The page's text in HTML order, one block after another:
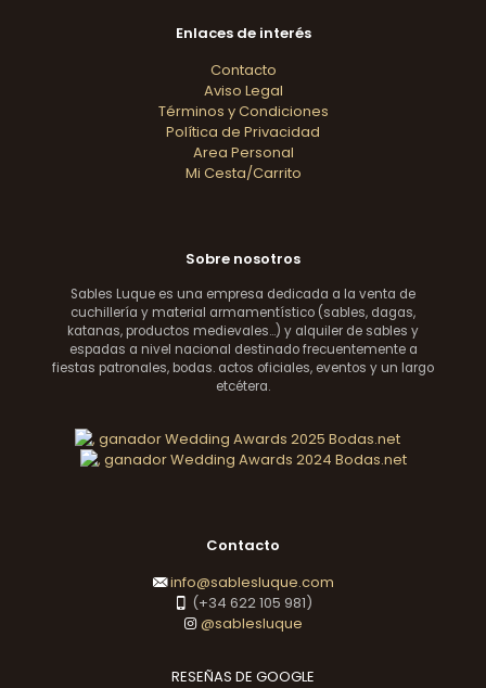
Enlaces de interés
Contacto
Aviso Legal
Términos y Condiciones
Política de Privacidad
Area Personal
Mi Cesta/Carrito
Sobre nosotros
Sables Luque es una empresa dedicada a la venta de
cuchillería y material armamentístico (sables, dagas,
katanas, productos medievales...) y alquiler de sables y
espadas a nivel nacional destinado frecuentemente a
fiestas patronales, bodas. actos oficiales, eventos y un largo
etcétera.
Contacto
info@sablesluque.com
(+34 622 105 981)
@sablesluque
RESEÑAS DE GOOGLE